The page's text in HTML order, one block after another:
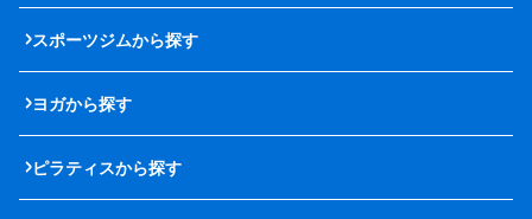
スポーツジムから探す
ヨガから探す
ピラティスから探す